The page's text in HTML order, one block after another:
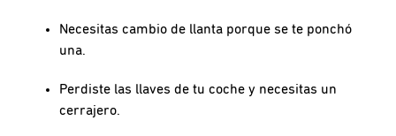
Necesitas cambio de llanta porque se te ponchó
una.
Perdiste las llaves de tu coche y necesitas un
cerrajero.